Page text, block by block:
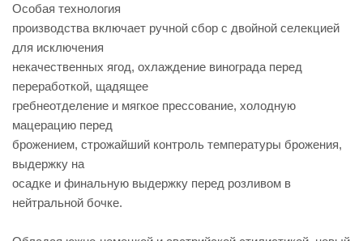
Особая технология
производства включает ручной сбор с двойной селекцией
для исключения
некачественных ягод, охлаждение винограда перед
переработкой, щадящее
гребнеотделение и мягкое прессование, холодную
мацерацию перед
брожением, строжайший контроль температуры брожения,
выдержку на
осадке и финальную выдержку перед розливом в
нейтральной бочке.